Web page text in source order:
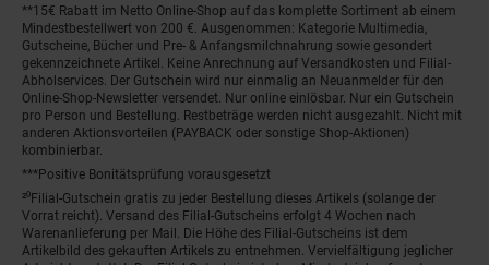
**15€ Rabatt im Netto Online-Shop auf das komplette Sortiment ab einem
Mindestbestellwert von 200 €. Ausgenommen: Kategorie Multimedia,
Gutscheine, Bücher und Pre- & Anfangsmilchnahrung sowie gesondert
gekennzeichnete Artikel. Keine Anrechnung auf Versandkosten und Filial-
Abholservices. Der Gutschein wird nur einmalig an Neuanmelder für den
Online-Shop-Newsletter versendet. Nur online einlösbar. Nur ein Gutschein
pro Person und Bestellung. Restbeträge werden nicht ausgezahlt. Nicht mit
anderen Aktionsvorteilen (PAYBACK oder sonstige Shop-Aktionen)
kombinierbar.
***Positive Bonitätsprüfung vorausgesetzt
²⁰Filial-Gutschein gratis zu jeder Bestellung dieses Artikels (solange der
Vorrat reicht). Versand des Filial-Gutscheins erfolgt 4 Wochen nach
Warenanlieferung per Mail. Die Höhe des Filial-Gutscheins ist dem
Artikelbild des gekauften Artikels zu entnehmen. Vervielfältigung jeglicher